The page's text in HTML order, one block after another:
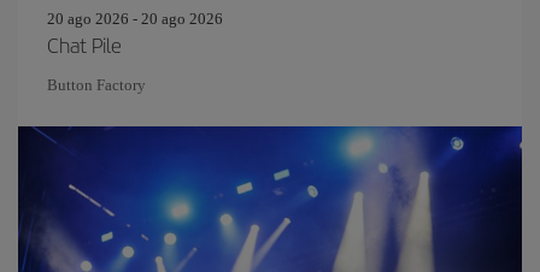
20 ago 2026 - 20 ago 2026
Chat Pile
Button Factory